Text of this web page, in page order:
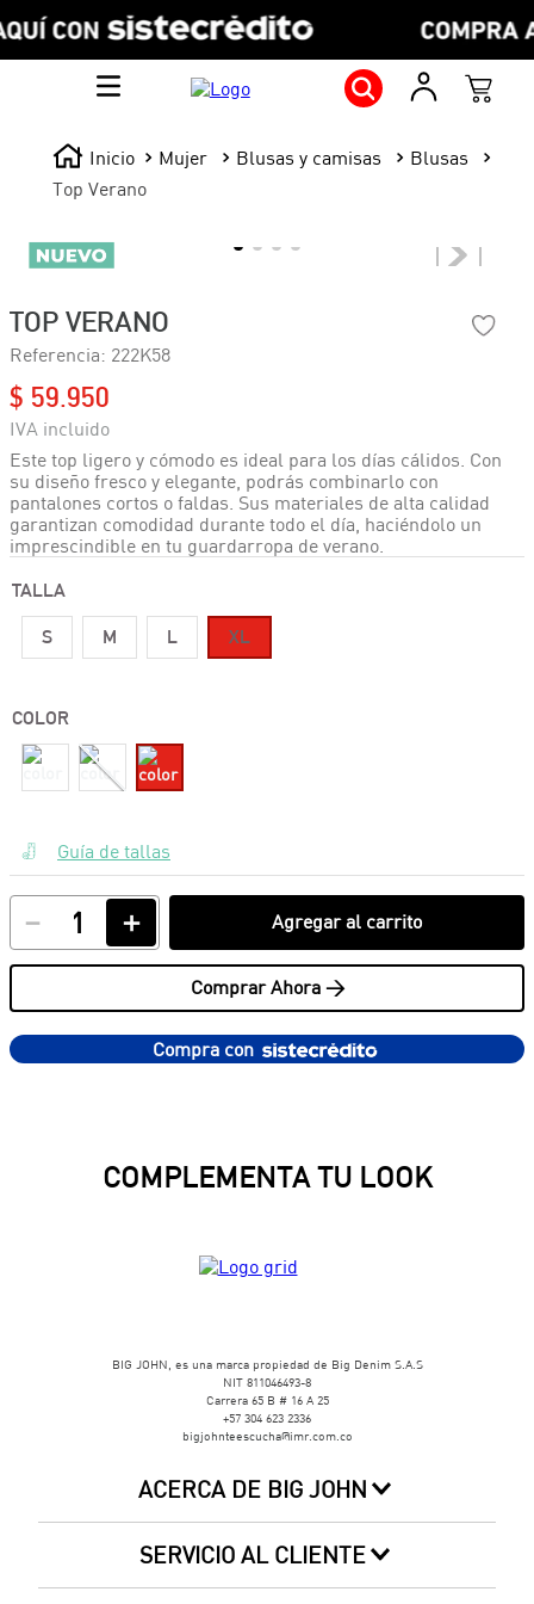
Mujer Blusas y camisas
Blusas
Top Verano
TOP VERANO
Referencia: 222K58
$ 59 950
Este top ligero y cómodo es ideal para los días cálidos. Con
su diseño fresco y elegante, podrás combinarlo con
pantalones cortos o faldas. Sus materiales de alta calidad
garantizan comodidad durante todo el día, haciéndolo un
imprescindible en tu guardarropa de verano.
TALLA
S M L XL
COLOR
Guía de tallas
＋
－ Agregar al carrito
Comprar Ahora >
Compra con
COMPLEMENTA TU LOOK